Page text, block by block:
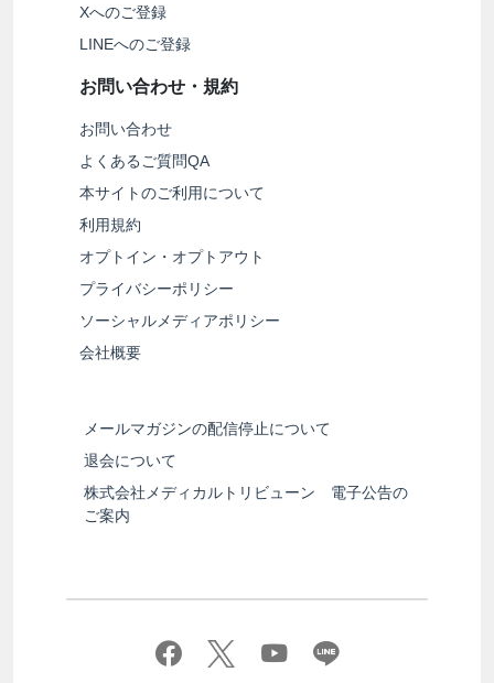
Xへのご登録
LINEへのご登録
お問い合わせ・規約
お問い合わせ
よくあるご質問QA
本サイトのご利用について
利用規約
オプトイン・オプトアウト
プライバシーポリシー
ソーシャルメディアポリシー
会社概要
メールマガジンの配信停止について
退会について
株式会社メディカルトリビューン 電子公告の
ご案内